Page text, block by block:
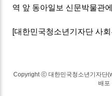
역 앞 동아일보 신문박물관
[대한민국청소년기자단 사
Copyright ⓒ 대한민국청소년기자단
배포